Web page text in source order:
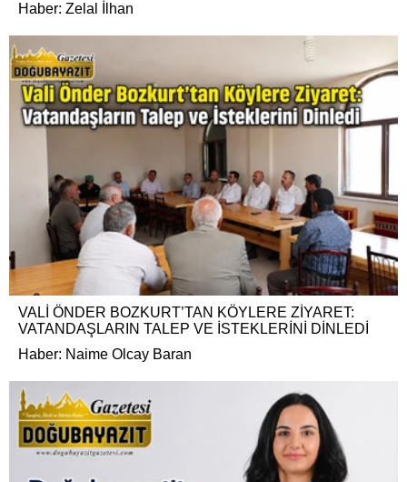
Haber: Zelal İlhan
VALİ ÖNDER BOZKURT’TAN KÖYLERE ZİYARET:
VATANDAŞLARIN TALEP VE İSTEKLERİNİ DİNLEDİ
Haber: Naime Olcay Baran